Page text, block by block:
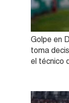
Golpe en
toma
el técnico